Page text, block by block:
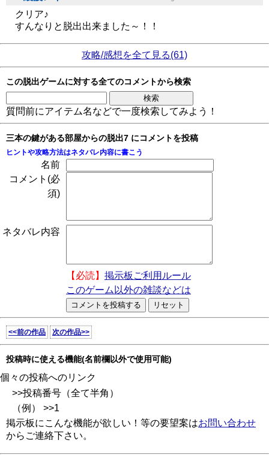
クリア♪
すんなりと脱出出来ました～！！
攻略/感想を全て見る(61)
この脱出ゲームに対する全てのコメントから検索
質問前にアイテム名などで一度検索してみよう！
三本の鍵がある部屋からの脱出7 にコメントを投稿
ヒントや攻略方法はネタバレ内容に書こう
名前
コメント(必
須)
ネタバレ内容
【必読】 掲示板ご利用ルール
このゲーム以外の雑談などは
<<前の作品 次の作品>>
投稿時に使える機能(名前欄以外で使用可能)
個々の投稿へのリンク
>>投稿番号（全て半角）
（例） >>1
掲示板にこんな機能が欲しい！等の要望案はお問い合わせ
からご連絡下さい。